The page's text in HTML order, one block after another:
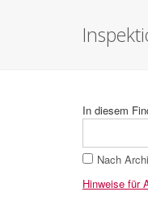
In diesem
Nach
Hinweise für